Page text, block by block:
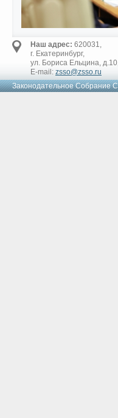
Наш адрес: 620031,
г. Екатеринбург,
ул. Бориса Ельцина,
E-mail: zsso@zsso.ru
Законодательное Cобрание